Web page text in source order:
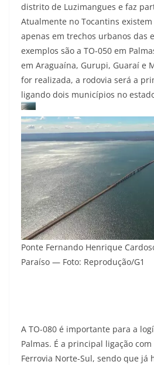
distrito de Luzimangues e faz
Atualmente no Tocantins
apenas em trechos urbanos das
exemplos são a TO-050 em
em Araguaína, Gurupi, Guaraí e
for realizada, a rodovia será a
ligando dois municípios no
Ponte Fernando Henrique
Paraíso — Foto: Reprodução/G1
A TO-080 é importante para a
Palmas. É a principal ligação
Ferrovia Norte-Sul, sendo que já